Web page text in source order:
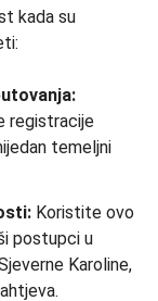
kada su
registracije
temeljni
Koristite ovo
postupci u
Karoline,